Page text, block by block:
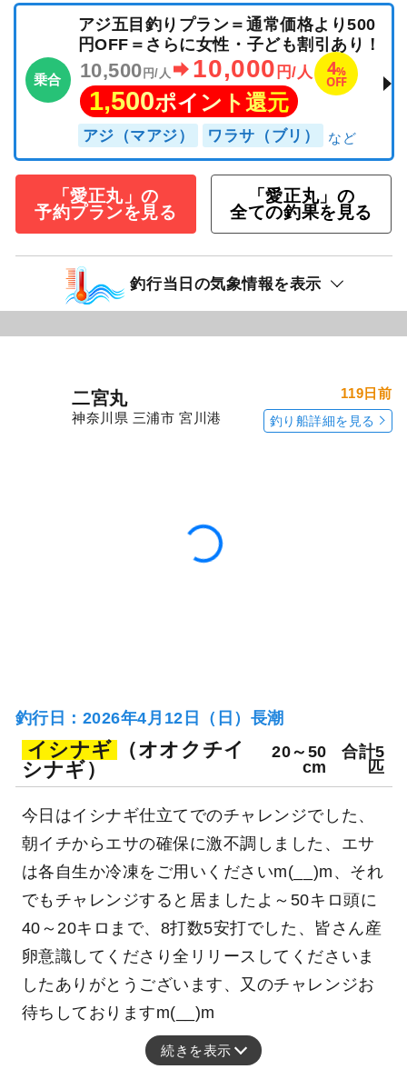
出迎え！開始早々、竿がガ
続きを表示
乗合
アジ五目釣りプラン＝通常価格より500
円OFF＝さらに女性・子ども割引あり！
10,500円/人 10,000円/人 4%
OFF
1,500ポイント還元
アジ（マアジ） ワラサ（ブリ）
「愛正丸」の
予約プランを見る
「愛正丸」の
全ての釣果を見る
イシナギ （オオクチイ
シナギ）
20～50
cm
合計5
匹
今日はイシナギ仕立てでのチャレンジでした、
朝イチからエサの確保に激不調しました、エサ
は各自生か冷凍をご用いくださいm(__)m、それ
でもチャレンジすると居ましたよ～50キロ頭に
40～20キロまで、8打数5安打でした、皆さん産
卵意識してくださり全リリースしてくださいま
したありがとうございます、又のチャレンジお